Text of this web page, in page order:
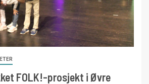
FOLK!-prosjekt i Øvre